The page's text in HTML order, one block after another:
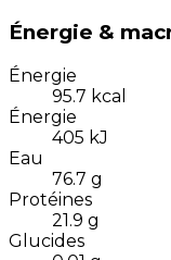
Énergie &
Énergie
95.7 kcal
Énergie
405 kJ
Eau
76.7 g
Protéines
21.9 g
Glucides